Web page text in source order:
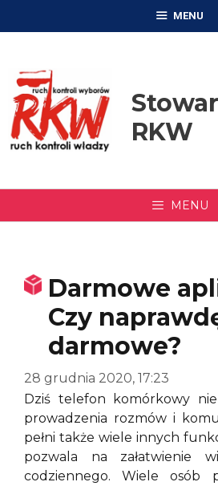
MENU
RKW
MENU
Darmowe
Czy
darmowe?
28 grudnia 2020, 17:23
Dziś telefon komórkowy
prowadzenia rozmów i
pełni także wiele innych
pozwala na załatwienie
codziennego. Wiele osób